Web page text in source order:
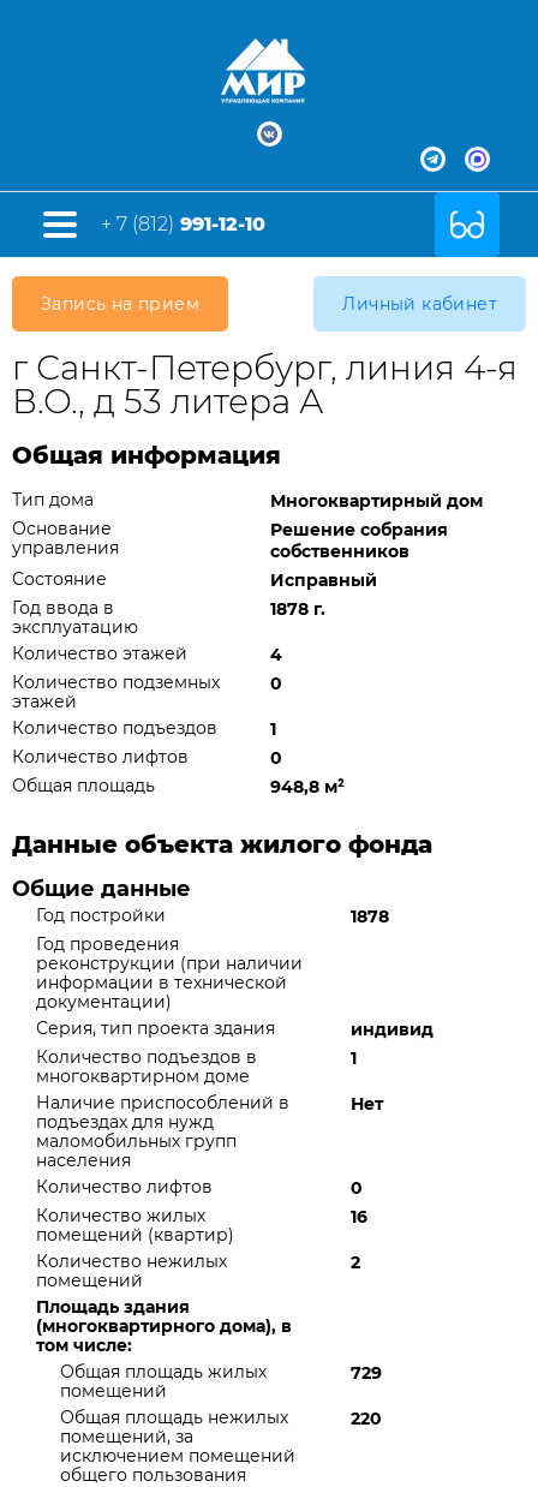
+ 7 (812) 991-12-10
Запись на прием Личный кабинет
г Санкт-Петербург, линия 4-я
В.О., д 53 литера А
Общая информация
Тип дома
Многоквартирный дом
Основание
управления
Решение собрания
собственников
Состояние
Исправный
Год ввода в
эксплуатацию
1878 г.
Количество этажей
4
Количество подземных
этажей
0
Количество подъездов
1
Количество лифтов
0
Общая площадь
948,8 м²
Данные объекта жилого фонда
Общие данные
Год постройки
1878
Год проведения
реконструкции (при наличии
информации в технической
документации)
Серия, тип проекта здания
индивид
Количество подъездов в
многоквартирном доме
1
Наличие приспособлений в
подъездах для нужд
маломобильных групп
населения
Нет
Количество лифтов
0
Количество жилых
помещений (квартир)
16
Количество нежилых
помещений
2
Площадь здания
(многоквартирного дома), в
том числе:
Общая площадь жилых
помещений
729
Общая площадь нежилых
помещений, за
исключением помещений
общего пользования
220